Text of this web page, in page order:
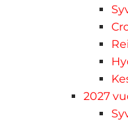
2027